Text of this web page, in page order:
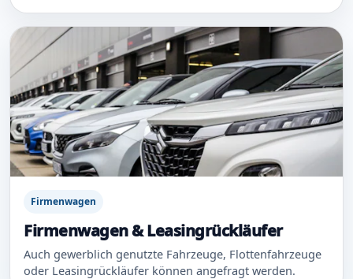
Firmenwagen
Firmenwagen & Leasingrückläufer
Auch gewerblich genutzte Fahrzeuge, Flottenfahrzeuge
oder Leasingrückläufer können angefragt werden.